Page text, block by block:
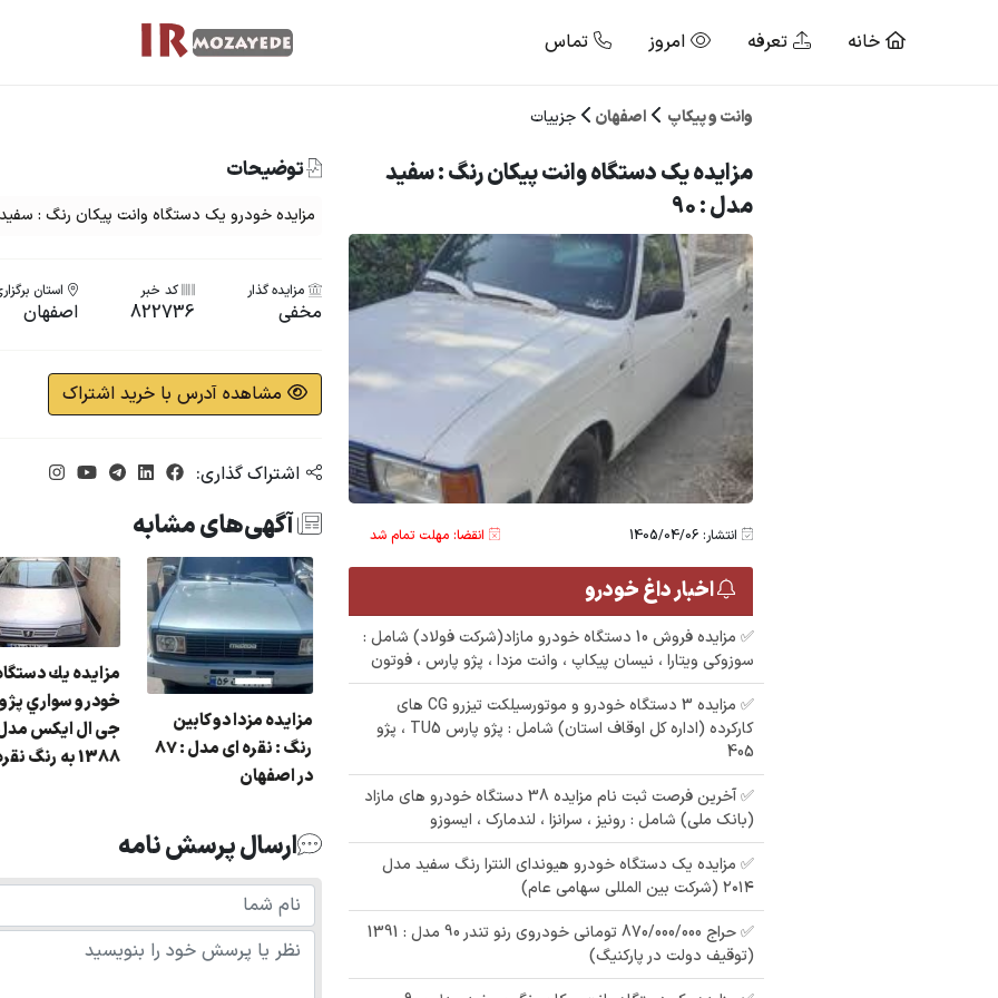
خانه تعرفه امروز تماس
وانت و پیکاپ اصفهان جزییات
مزایده یک دستگاه وانت پیکان رنگ : سفید
مدل : 90
انتشار: 1405/04/06 انقضا: مهلت تمام شد
اخبار داغ خودرو
✅ مزایده فروش 10 دستگاه خودرو مازاد(شرکت فولاد) شامل :
سوزوکی ویتارا ، نیسان پیکاپ ، وانت مزدا ، پژو پارس ، فوتون
✅ مزایده 3 دستگاه خودرو و موتورسیلکت تیزرو CG های
کارکرده (اداره کل اوقاف استان) شامل : پژو پارس TU5 ، پژو
405
✅ آخرین فرصت ثبت نام مزایده 38 دستگاه خودرو های مازاد
(بانک ملی) شامل : رونیز ، سرانزا ، لندمارک ، ایسوزو
✅ مزایده یک دستگاه خودرو هیوندای النترا رنگ سفید مدل
۲۰۱۴ (شرکت بین المللی سهامی عام)
✅ حراج 870/000/000 تومانی خودروی رنو تندر 90 مدل : 1391
(توقیف دولت در پارکنیگ)
توضیحات
مزایده خودرو یک دستگاه وانت پیکان رنگ : سفید
مزایده گذار
مخفی
کد خبر
822736
استان
اصفهان
مشاهده آدرس با خرید اشتراک
اشتراک گذاری:
آگهی‌های مشابه
مزایده يك
جی ال ایکس
1388 به رنگ نقره ای
مزایده مزدا دو کابین
رنگ : نقره ای مدل : 87
در اصفهان
مزایده سواری تيبا به
شماره انتظامي
1398
مزایده وانت پیکان رنگ
: سفید مدل : 90
خودرو سواري پژو 405
ارسال پرسش نامه